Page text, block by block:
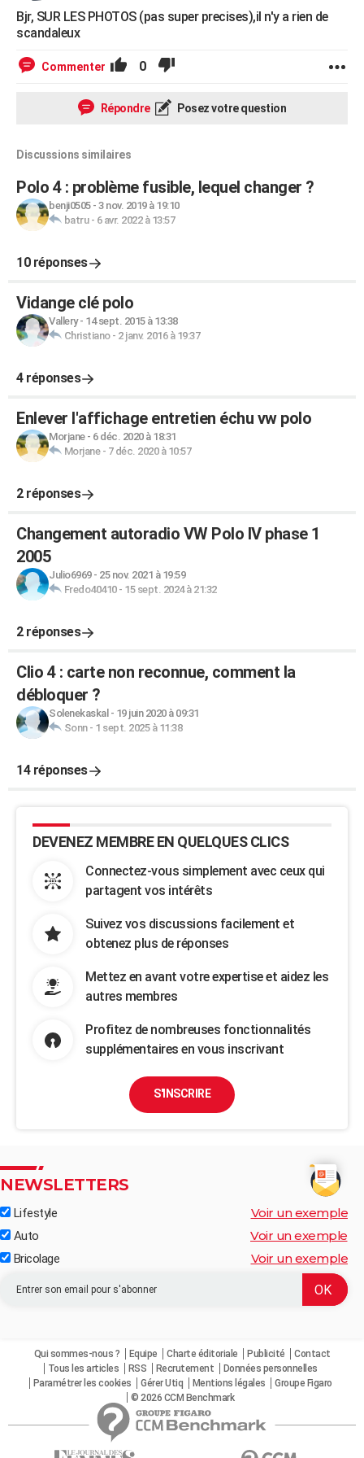
Bjr, SUR LES PHOTOS (pas super precises),il n'y a rien de
scandaleux
Commenter 0
Répondre Posez votre question
Discussions similaires
Polo 4 : problème fusible, lequel changer ?
benji0505- 3 nov. 2019 à 19:10
batru- 6 avr. 2022 à 13:57
10 réponses
Vidange clé polo
Vallery- 14 sept. 2015 à 13:38
Christiano- 2 janv. 2016 à 19:37
4 réponses
Enlever l'affichage entretien échu vw polo
Morjane- 6 déc. 2020 à 18:31
Morjane- 7 déc. 2020 à 10:57
2 réponses
Changement autoradio VW Polo IV phase 1
2005
Julio6969- 25 nov. 2021 à 19:59
Fredo40410- 15 sept. 2024 à 21:32
2 réponses
Clio 4 : carte non reconnue, comment la
débloquer ?
Solenekaskal - 19 juin 2020 à 09:31
Sonn- 1 sept. 2025 à 11:38
14 réponses
DEVENEZ MEMBRE EN QUELQUES CLICS
Connectez-vous simplement avec ceux qui
partagent vos intérêts
Suivez vos discussions facilement et
obtenez plus de réponses
Mettez en avant votre expertise et aidez les
autres membres
Profitez de nombreuses fonctionnalités
supplémentaires en vous inscrivant
S'INSCRIRE
NEWSLETTERS
Lifestyle Voir un exemple
Auto Voir un exemple
Bricolage Voir un exemple
Qui sommes-nous ? Equipe Charte éditoriale Publicité
Contact
Tous les articles
RSS Recrutement
Données personnelles
Paramétrer les cookies
Gérer Utiq Mentions légales
Groupe Figaro
© 2026 CCM Benchmark